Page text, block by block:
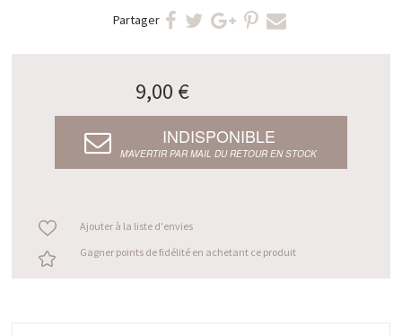
Partager
9,00 €
INDISPONIBLE
M’AVERTIR PAR MAIL DU RETOUR EN STOCK
Ajouter à la liste d'envies
Gagner points de fidélité en achetant ce produit